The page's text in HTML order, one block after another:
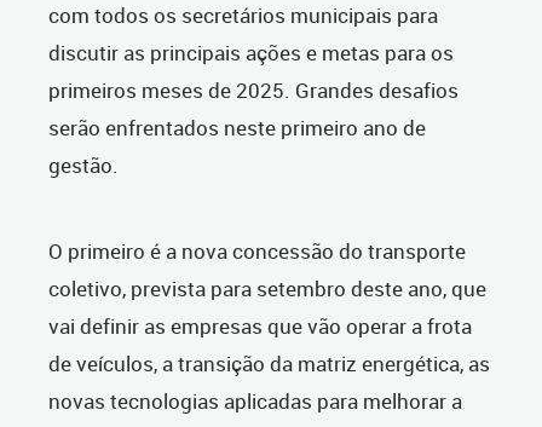
com todos os secretários municipais para
discutir as principais ações e metas para os
primeiros meses de 2025. Grandes desafios
serão enfrentados neste primeiro ano de
gestão.
O primeiro é a nova concessão do transporte
coletivo, prevista para setembro deste ano, que
vai definir as empresas que vão operar a frota
de veículos, a transição da matriz energética, as
novas tecnologias aplicadas para melhorar a